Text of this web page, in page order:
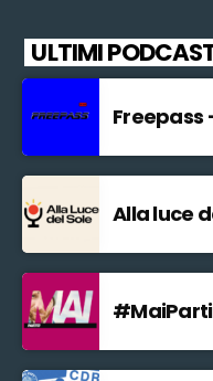
ULTIMI
Freepass
Alla luce